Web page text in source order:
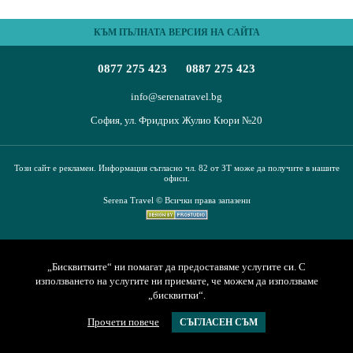
За нас
Условия за пътуване
Полезна информация
Контакти
КЪМ ПЪЛНАТА ВЕРСИЯ НА САЙТА
0877 275 423 0887 275 423
info@serenatravel.bg
София, ул. Фридрих Жулио Кюри №20
Този сайт е рекламен. Информация съгласно чл. 82 от ЗТ може да получите в нашите
офиси.
Serena Travel © Всички права запазени
„Бисквитките“ ни помагат да предоставяме услугите си. С
използването на услугите ни приемате, че можем да използваме
„бисквитки“.
Прочети повече СЪГЛАСЕН СЪМ